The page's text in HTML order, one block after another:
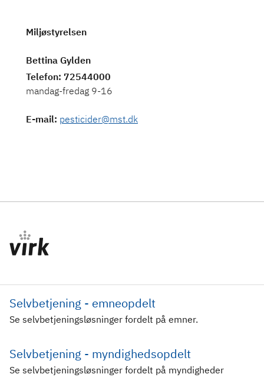
Miljøstyrelsen
Bettina Gylden
Telefon: 72544000
mandag-fredag 9-16
E-mail: pesticider@mst.dk
Selvbetjening - emneopdelt
Se selvbetjeningsløsninger fordelt på emner.
Selvbetjening - myndighedsopdelt
Se selvbetjeningsløsninger fordelt på myndigheder